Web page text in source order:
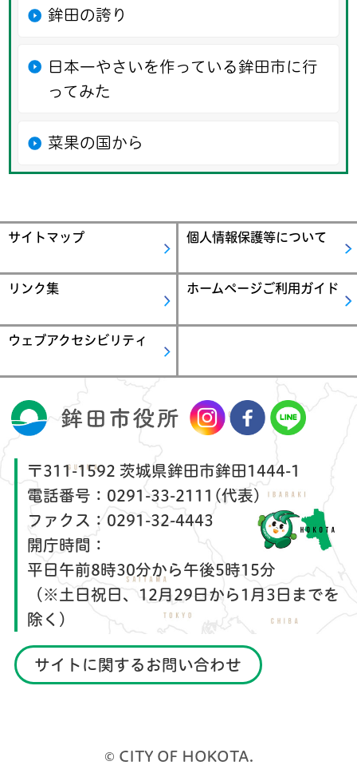
鉾田の誇り
日本一やさいを作っている鉾田市に行
ってみた
菜果の国から
サイトマップ 個人情報保護等について
リンク集 ホームページご利用ガイド
ウェブアクセシビリティ
〒311-1592 茨城県鉾田市鉾田1444-1
電話番号： 0291-33-2111(代表)
ファクス： 0291-32-4443
開庁時間：
平日午前8時30分から午後5時15分
（※土日祝日、12月29日から1月3日までを
除く）
サイトに関するお問い合わせ
© CITY OF HOKOTA.